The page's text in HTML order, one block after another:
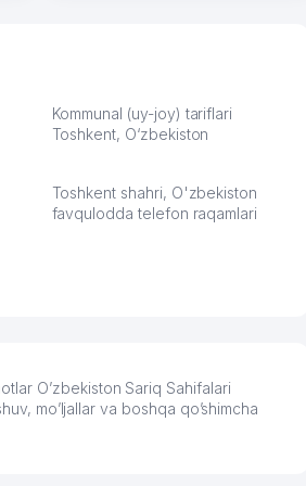
тут у нас уже есть ПВЗ.
Выгодное дело и
Kommunal (uy-joy) tariflari
Toshkent, O‘zbekiston
Toshkent shahri, O'zbekiston
favqulodda telefon raqamlari
O’zbekiston Sariq Sahifalari
mo’ljallar va boshqa qo’shimcha